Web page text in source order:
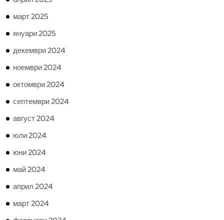
март 2025
януари 2025
декември 2024
ноември 2024
октомври 2024
септември 2024
август 2024
юли 2024
юни 2024
май 2024
април 2024
март 2024